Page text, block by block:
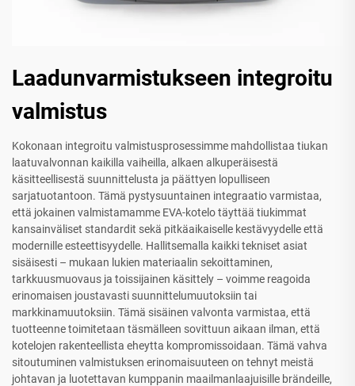
Laadunvarmistukseen integroitu
valmistus
Kokonaan integroitu valmistusprosessimme mahdollistaa tiukan
laatuvalvonnan kaikilla vaiheilla, alkaen alkuperäisestä
käsitteellisestä suunnittelusta ja päättyen lopulliseen
sarjatuotantoon. Tämä pystysuuntainen integraatio varmistaa,
että jokainen valmistamamme EVA-kotelo täyttää tiukimmat
kansainväliset standardit sekä pitkäaikaiselle kestävyydelle että
modernille esteettisyydelle. Hallitsemalla kaikki tekniset asiat
sisäisesti – mukaan lukien materiaalin sekoittaminen,
tarkkuusmuovaus ja toissijainen käsittely – voimme reagoida
erinomaisen joustavasti suunnittelumuutoksiin tai
markkinamuutoksiin. Tämä sisäinen valvonta varmistaa, että
tuotteenne toimitetaan täsmälleen sovittuun aikaan ilman, että
kotelojen rakenteellista eheytta kompromissoidaan. Tämä vahva
sitoutuminen valmistuksen erinomaisuuteen on tehnyt meistä
johtavan ja luotettavan kumppanin maailmanlaajuisille brändeille,